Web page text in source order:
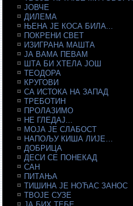
ЈОВЧЕ
ДИЛЕМА
ЊЕНА ЈЕ КОСА БИЛА...
ПОКРЕНИ СВЕТ
ИЗИГРАНА МАШТА
ЈА ВАМА ПЕВАМ
ШТА БИ ХТЕЛА ЈОШ
ТЕОДОРА
КРУГОВИ
СА ИСТОКА НА ЗАПАД
ТРЕБОТИН
ПРОЛАЗИМО
НЕ ГЛЕДАЈ...
МОЈА ЈЕ СЛАБОСТ
НАПОЉУ КИША ЛИЈЕ…
ДОБРИЦА
ДЕСИ СЕ ПОНЕКАД
САН
ПИТАЊА
ТИШИНА ЈЕ НОЋАС ЗАНОС
ТВОЈЕ СУЗЕ